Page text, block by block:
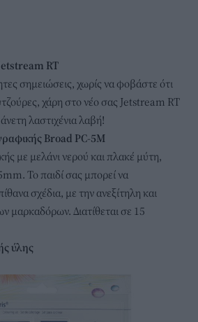
RT
σημειώσεις, χωρίς να φοβάστε ότι
χάρη στο νέο σας Jetstream RT
λαστιχένια λαβή!
Broad PC-5M
με μελάνι νερού και πλακέ μύτη,
Το παιδί σας μπορεί να
σχέδια, με την ανεξίτηλη και
μαρκαδόρων. Διατίθεται σε 15
ύλης